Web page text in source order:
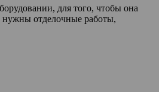
для того, чтобы она
нужны отделочные работы,